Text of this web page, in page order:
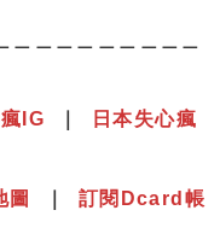
IG
日本失心瘋
圖
訂閱Dcard帳